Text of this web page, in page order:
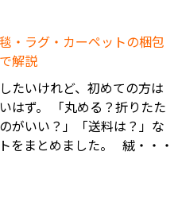
・ラグ・カーペットの梱包
解説
たいけれど、初めての方は
はず。 「丸める？折りたた
がいい？」「送料は？」な
をまとめました。 絨・・・